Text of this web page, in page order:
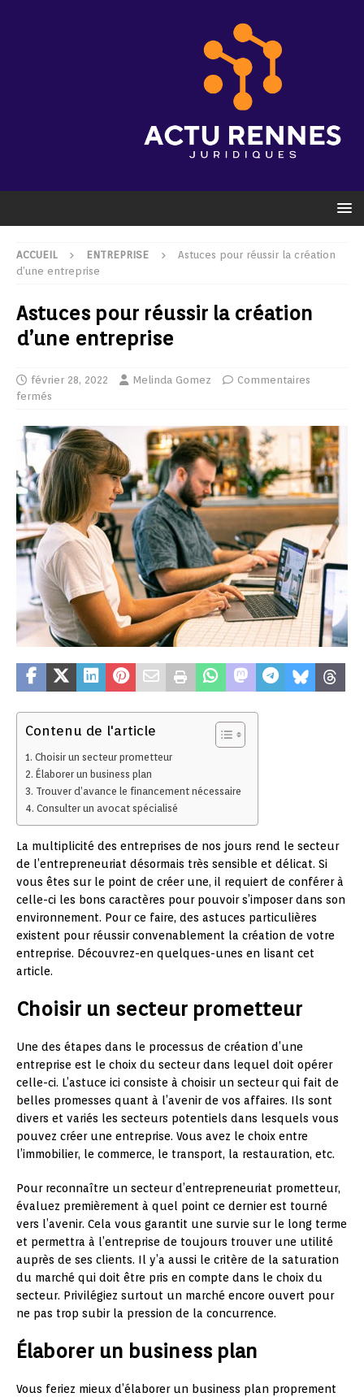
ACCUEIL ENTREPRISE
Astuces pour réussir la création
d’une entreprise
Astuces pour réussir la création
d’une entreprise
février 28, 2022 Melinda Gomez
Commentaires
fermés
Contenu de l'article
Choisir un secteur prometteur
Élaborer un business plan
Trouver d’avance le financement nécessaire
Consulter un avocat spécialisé
La multiplicité des entreprises de nos jours rend le secteur
de l’entrepreneuriat désormais très sensible et délicat. Si
vous êtes sur le point de créer une, il requiert de conférer à
celle-ci les bons caractères pour pouvoir s’imposer dans son
environnement. Pour ce faire, des astuces particulières
existent pour réussir convenablement la création de votre
entreprise. Découvrez-en quelques-unes en lisant cet
article.
Choisir un secteur prometteur
Une des étapes dans le processus de création d’une
entreprise est le choix du secteur dans lequel doit opérer
celle-ci. L’astuce ici consiste à choisir un secteur qui fait de
belles promesses quant à l’avenir de vos affaires. Ils sont
divers et variés les secteurs potentiels dans lesquels vous
pouvez créer une entreprise. Vous avez le choix entre
l’immobilier, le commerce, le transport, la restauration, etc.
Pour reconnaître un secteur d’entrepreneuriat prometteur,
évaluez premièrement à quel point ce dernier est tourné
vers l’avenir. Cela vous garantit une survie sur le long terme
et permettra à l’entreprise de toujours trouver une utilité
auprès de ses clients. Il y’a aussi le critère de la saturation
du marché qui doit être pris en compte dans le choix du
secteur. Privilégiez surtout un marché encore ouvert pour
ne pas trop subir la pression de la concurrence.
Élaborer un business plan
Vous feriez mieux d’élaborer un business plan proprement